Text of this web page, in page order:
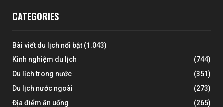
CATEGORIES
Bài viết du lịch nổi bật (1.043)
Kinh nghiệm du lịch
(744)
Du lịch trong nước
(351)
Du lịch nước ngoài
(273)
Địa điểm ăn uống
(265)